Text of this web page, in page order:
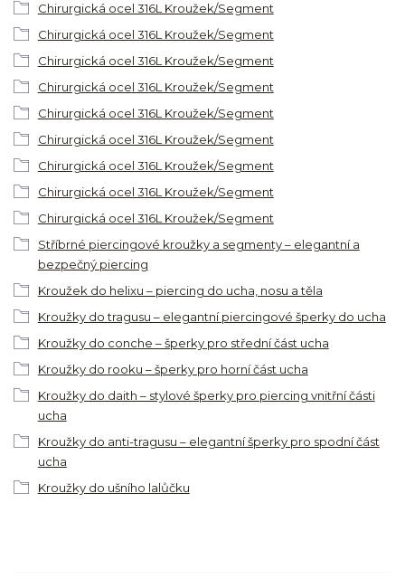
Chirurgická ocel 316L Kroužek/Segment
Chirurgická ocel 316L Kroužek/Segment
Chirurgická ocel 316L Kroužek/Segment
Chirurgická ocel 316L Kroužek/Segment
Chirurgická ocel 316L Kroužek/Segment
Chirurgická ocel 316L Kroužek/Segment
Chirurgická ocel 316L Kroužek/Segment
Chirurgická ocel 316L Kroužek/Segment
Chirurgická ocel 316L Kroužek/Segment
Stříbrné piercingové kroužky a segmenty – elegantní a
bezpečný piercing
Kroužek do helixu – piercing do ucha, nosu a těla
Kroužky do tragusu – elegantní piercingové šperky do ucha
Kroužky do conche – šperky pro střední část ucha
Kroužky do rooku – šperky pro horní část ucha
Kroužky do daith – stylové šperky pro piercing vnitřní části
ucha
Kroužky do anti-tragusu – elegantní šperky pro spodní část
ucha
Kroužky do ušního lalůčku